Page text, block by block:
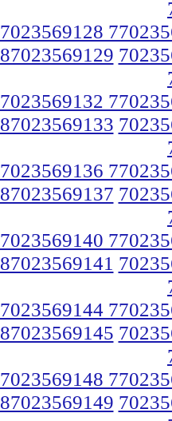
7023569128
87023569129
7023569132
87023569133
7023569136
87023569137
7023569140
87023569141
7023569144
87023569145
7023569148
87023569149